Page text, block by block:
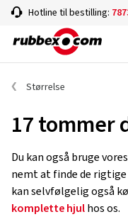
Hotline til bestilling:
Størrelse
17 tommer
Du kan også bruge vores
nemt at finde de
kan selvfølgelig også
komplette hjulhos os.